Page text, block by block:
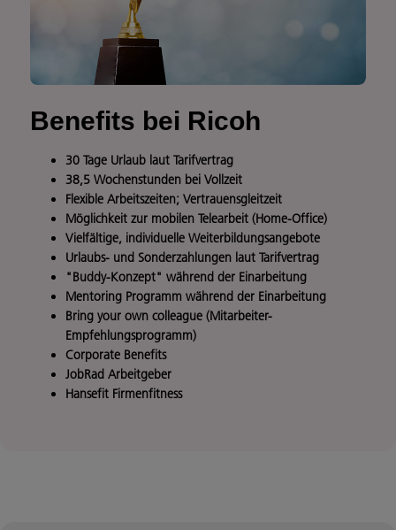
Benefits bei Ricoh
30 Tage Urlaub laut Tarifvertrag
38,5 Wochenstunden bei Vollzeit
Flexible Arbeitszeiten; Vertrauensgleitzeit
Möglichkeit zur mobilen Telearbeit (Home-Office)
Vielfältige, individuelle Weiterbildungsangebote
Urlaubs- und Sonderzahlungen laut Tarifvertrag
"Buddy-Konzept" während der Einarbeitung
Mentoring Programm während der Einarbeitung
Bring your own colleague (Mitarbeiter-
Empfehlungsprogramm)
Corporate Benefits
JobRad Arbeitgeber
Hansefit Firmenfitness